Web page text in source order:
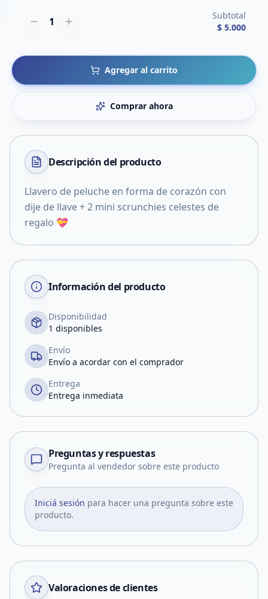
1
Subtotal
$ 5.000
Agregar al carrito
Comprar ahora
Descripción del producto
Llavero de peluche en forma de corazón con
dije de llave + 2 mini scrunchies celestes de
regalo 💝
Información del producto
Disponibilidad
1 disponibles
Envío
Envío a acordar con el comprador
Entrega
Entrega inmediata
Preguntas y respuestas
Pregunta al vendedor sobre este producto
Iniciá sesión para hacer una pregunta sobre este
producto.
Valoraciones de clientes